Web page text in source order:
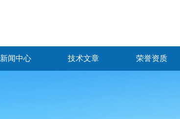
新闻中心 技术文章 荣誉资质